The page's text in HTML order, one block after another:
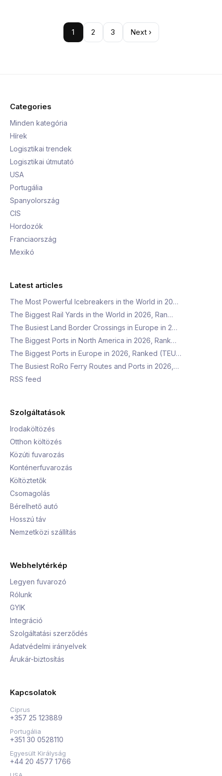
1 2 3 Next ›
Categories
Minden kategória
Hírek
Logisztikai trendek
Logisztikai útmutató
USA
Portugália
Spanyolország
CIS
Hordozók
Franciaország
Mexikó
Latest articles
The Most Powerful Icebreakers in the World in 20…
The Biggest Rail Yards in the World in 2026, Ran…
The Busiest Land Border Crossings in Europe in 2…
The Biggest Ports in North America in 2026, Rank…
The Biggest Ports in Europe in 2026, Ranked (TEU…
The Busiest RoRo Ferry Routes and Ports in 2026,…
RSS feed
Szolgáltatások
Irodaköltözés
Otthon költözés
Közúti fuvarozás
Konténerfuvarozás
Költöztetők
Csomagolás
Bérelhető autó
Hosszú táv
Nemzetközi szállítás
Webhelytérkép
Legyen fuvarozó
Rólunk
GYIK
Integráció
Szolgáltatási szerződés
Adatvédelmi irányelvek
Árukár-biztosítás
Kapcsolatok
Ciprus
+357 25 123889
Portugália
+351 30 0528110
Egyesült Királyság
+44 20 4577 1766